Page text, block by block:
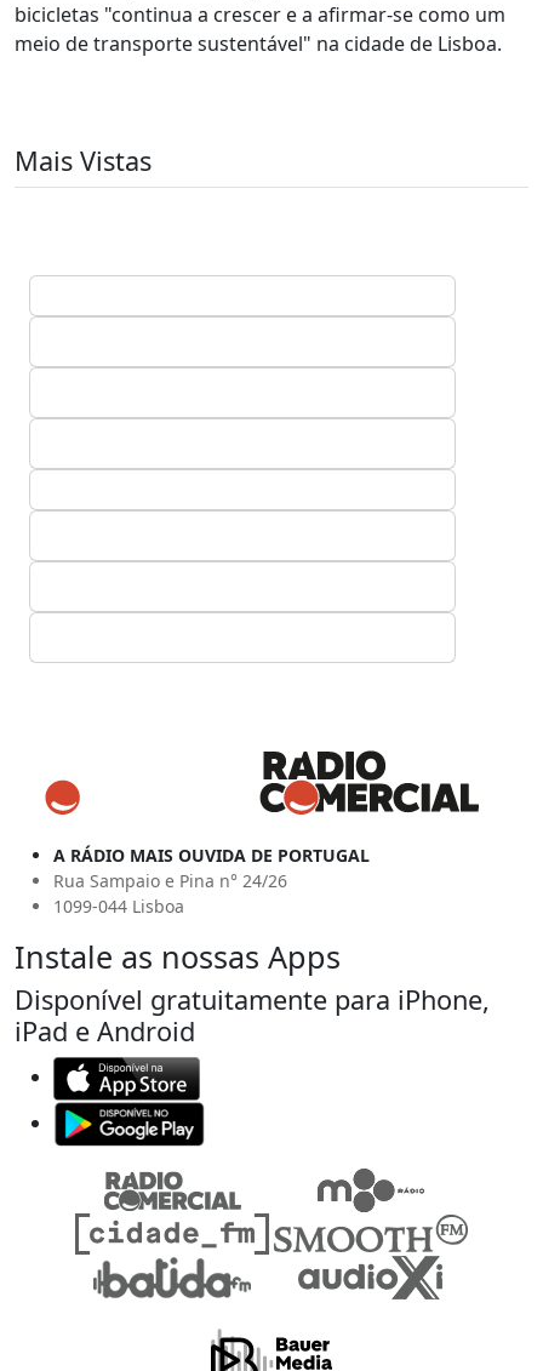
bicicletas "continua a crescer e a afirmar-se como um
meio de transporte sustentável" na cidade de Lisboa.
Mais Vistas
A RÁDIO MAIS OUVIDA DE PORTUGAL
Rua Sampaio e Pina n° 24/26
1099-044 Lisboa
Instale as nossas Apps
Disponível gratuitamente para iPhone,
iPad e Android